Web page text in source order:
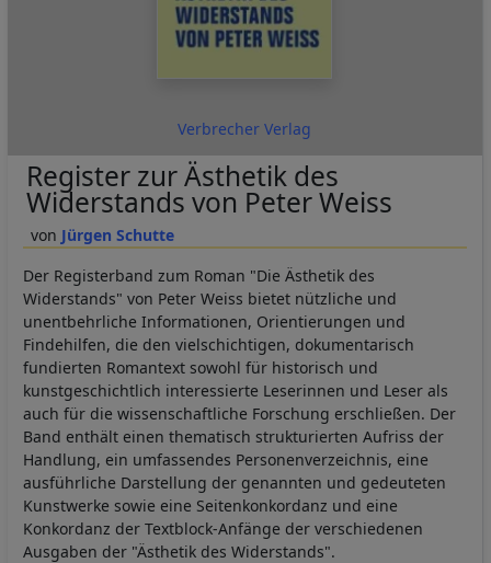
Verbrecher Verlag
Jürgen Schutte
Register zur Ästhetik des
Widerstands von Peter Weiss
Der Registerband zum Roman "Die Ästhetik des
Widerstands" von Peter Weiss bietet nützliche und
unentbehrliche Informationen, Orientierungen und
Findehilfen, die den vielschichtigen, dokumentarisch
fundierten Romantext sowohl für historisch und
kunstgeschichtlich interessierte Leserinnen und Leser als
auch für die wissenschaftliche Forschung erschließen. Der
Band enthält einen thematisch strukturierten Aufriss der
Handlung, ein umfassendes Personenverzeichnis, eine
ausführliche Darstellung der genannten und gedeuteten
Kunstwerke sowie eine Seitenkonkordanz und eine
Konkordanz der Textblock-Anfänge der verschiedenen
Ausgaben der "Ästhetik des Widerstands".